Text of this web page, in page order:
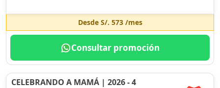
Desde S/. 573/mes
Consultar promoción
CELEBRANDO A MAMÁ | 2026 - 4